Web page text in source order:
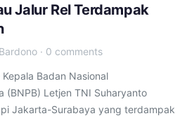
Jalur Rel Terdampak
· 0 comments
Badan Nasional
(BNPB) Letjen TNI Suharyanto
Jakarta-Surabaya yang terdampak